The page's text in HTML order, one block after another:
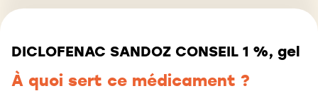
DICLOFENAC SANDOZ CONSEIL 1 %, gel
À quoi sert ce médicament ?